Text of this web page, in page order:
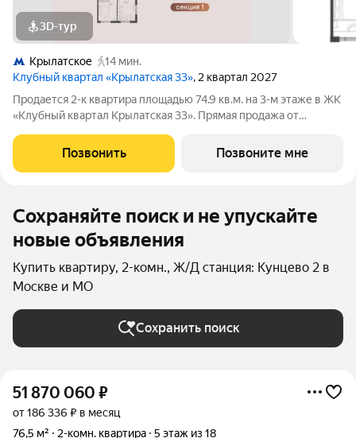
3D-тур
Крылатское
14 мин.
Клубный квартал «Крылатская 33», 2 квартал 2027
Продается 2-к квартира площадью 74.9 кв.м. на 3-м этаже в ЖК
«Клубный квартал Крылатская 33». Прямая продажа от
западе Москвы от специализированного застройщика
«Сияние». Комплекс расположен всего
Позвонить Позвоните мне
Сохраняйте поиск и не упускайте
новые объявления
Купить квартиру, 2-комн., Ж/Д станция: Кунцево 2 в
Москве и МО
Сохранить поиск
51 870 060 ₽
от 186 336 ₽ в месяц
76,5 м²
2-комн. квартира 5 этаж из 18